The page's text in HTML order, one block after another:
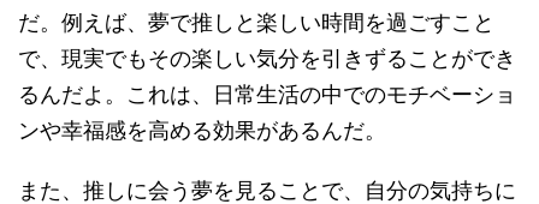
だ。例えば、夢で推しと楽しい時間を過ごすこと
で、現実でもその楽しい気分を引きずることができ
るんだよ。これは、日常生活の中でのモチベーショ
ンや幸福感を高める効果があるんだ。
また、推しに会う夢を見ることで、自分の気持ちに